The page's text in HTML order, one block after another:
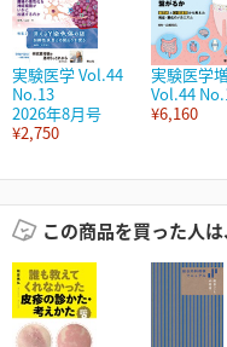
実験医学 Vol.44
No.13
2026年8月号
¥2,750
実験医学
Vol.44
¥6,160
この商品を買った人は